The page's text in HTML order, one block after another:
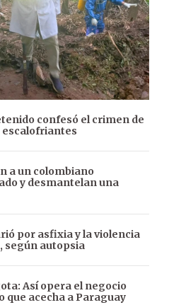
confesó el crimen de
escalofriantes
a un colombiano
y desmantelan una
por asfixia y la violencia
según autopsia
Así opera el negocio
que acecha a Paraguay